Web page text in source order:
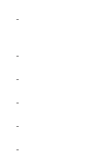
-
-
-
-
-
-